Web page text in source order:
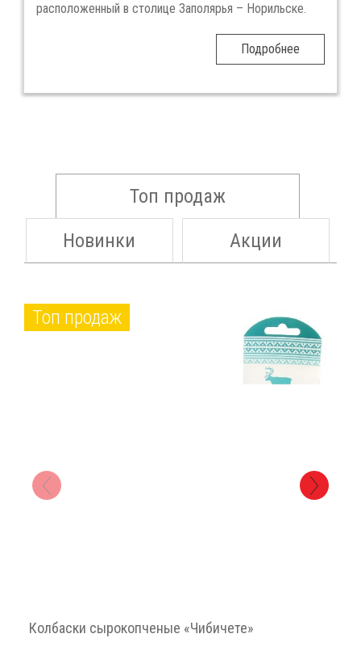
расположенный в столице Заполярья – Норильске.
Подробнее
Топ продаж
Новинки
Акции
Топ продаж
Колбаски сырокопченые «Чибичете»